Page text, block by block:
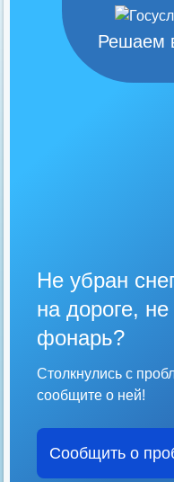
Решаем
Не убран
на дороге, не
фонарь?
Столкнулись с
сообщите о ней!
Сообщить о